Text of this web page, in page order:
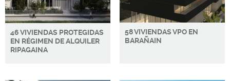
46 VIVIENDAS PROTEGIDAS
EN RÉGIMEN DE ALQUILER
RIPAGAINA
58 VIVIENDAS VPO EN
BARAÑAIN